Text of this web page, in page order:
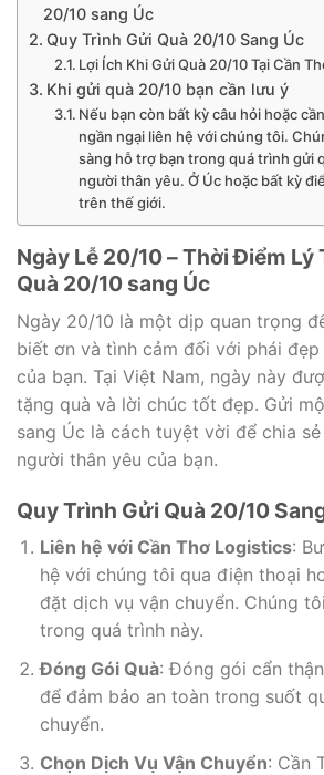
20/10 sang Úc
Quy Trình Gửi Quà 20/10 Sang Úc
Lợi Ích Khi Gửi Quà 20/10 Tại Cần
Khi gửi quà 20/10 bạn cần lưu ý
Nếu bạn còn bất kỳ câu hỏi hoặc
ngần ngại liên hệ với chúng tôi.
sàng hỗ trợ bạn trong quá trình gửi
người thân yêu. Ở Úc hoặc bất kỳ
trên thế giới.
Ngày Lễ 20/10 – Thời Điểm
Quà 20/10 sang Úc
Ngày 20/10 là một dịp quan trọng
biết ơn và tình cảm đối với phái
của bạn. Tại Việt Nam, ngày này
tặng quà và lời chúc tốt đẹp. Gửi
sang Úc là cách tuyệt vời để chia
người thân yêu của bạn.
Quy Trình Gửi Quà 20/10
Liên hệ với Cần Thơ Logistics:
hệ với chúng tôi qua điện thoại
đặt dịch vụ vận chuyển. Chúng
trong quá trình này.
Đóng Gói Quà: Đóng gói cẩn
để đảm bảo an toàn trong suốt
chuyển.
Chọn Dịch Vụ Vận Chuyển: Cần